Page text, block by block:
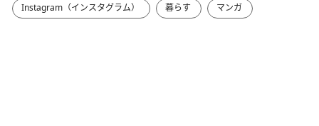
Instagram（インスタグラム）
暮らす マンガ